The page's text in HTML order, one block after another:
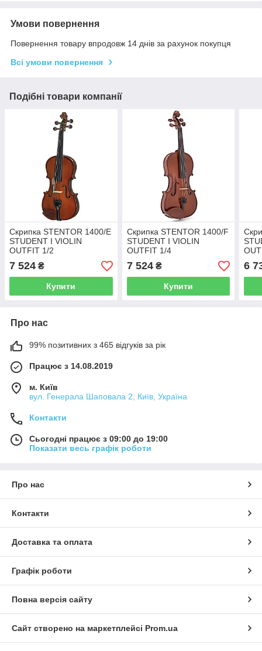
Умови повернення
Повернення товару впродовж 14 днів за рахунок покупця
Всі умови повернення
Подібні товари компанії
Скрипка STENTOR 1400/E
STUDENT I VIOLIN
OUTFIT 1/2
7 524 ₴
Купити
Скрипка STENTOR 1400/F
STUDENT I VIOLIN
OUTFIT 1/4
7 524₴
Купити
6
Про нас
99% позитивних з 465 відгуків за рік
Працює з 14.08.2019
м. Київ
вул. Генерала Шаповала 2, Київ, Україна
Контакти
Сьогодні працює з 09:00 до 19:00
Показати весь графік роботи
Про нас
Контакти
Доставка та оплата
Графік роботи
Повна версія сайту
Сайт створено на маркетплейсі Prom.ua